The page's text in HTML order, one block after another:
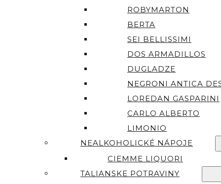
ROBYMARTON
BERTA
SEI BELLISSIMI
DOS ARMADILLOS
DUGLADZE
NEGRONI ANTICA
LOREDAN GASPARINI
CARLO ALBERTO
LIMONIO
NEALKOHOLICKÉ NÁPOJE
CIEMME LIQUORI
TALIANSKE POTRAVINY